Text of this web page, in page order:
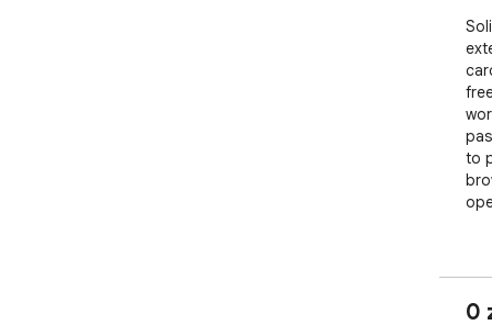
to
0